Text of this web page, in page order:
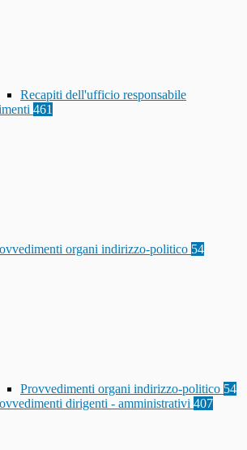
Recapiti dell'ufficio responsabile
461
organi indirizzo-politico 54
Provvedimenti organi indirizzo-politico 54
dirigenti - amministrativi 407